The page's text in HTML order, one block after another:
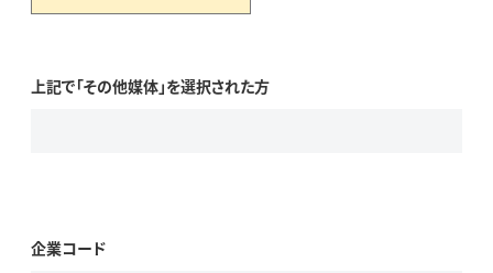
上記で「その他媒体」を選択された方
企業コード